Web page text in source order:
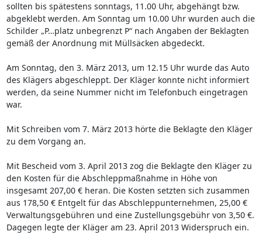
sollten bis spätestens sonntags, 11.00 Uhr, abgehängt bzw.
abgeklebt werden. Am Sonntag um 10.00 Uhr wurden auch die
Schilder „P…platz unbegrenzt P“ nach Angaben der Beklagten
gemäß der Anordnung mit Müllsäcken abgedeckt.
Am Sonntag, den 3. März 2013, um 12.15 Uhr wurde das Auto
des Klägers abgeschleppt. Der Kläger konnte nicht informiert
werden, da seine Nummer nicht im Telefonbuch eingetragen
war.
Mit Schreiben vom 7. März 2013 hörte die Beklagte den Kläger
zu dem Vorgang an.
Mit Bescheid vom 3. April 2013 zog die Beklagte den Kläger zu
den Kosten für die Abschleppmaßnahme in Höhe von
insgesamt 207,00 € heran. Die Kosten setzten sich zusammen
aus 178,50 € Entgelt für das Abschleppunternehmen, 25,00 €
Verwaltungsgebühren und eine Zustellungsgebühr von 3,50 €.
Dagegen legte der Kläger am 23. April 2013 Widerspruch ein.